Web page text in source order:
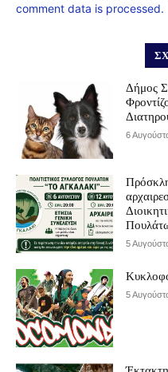
comment data is processed.
Δήμος
6
5
5